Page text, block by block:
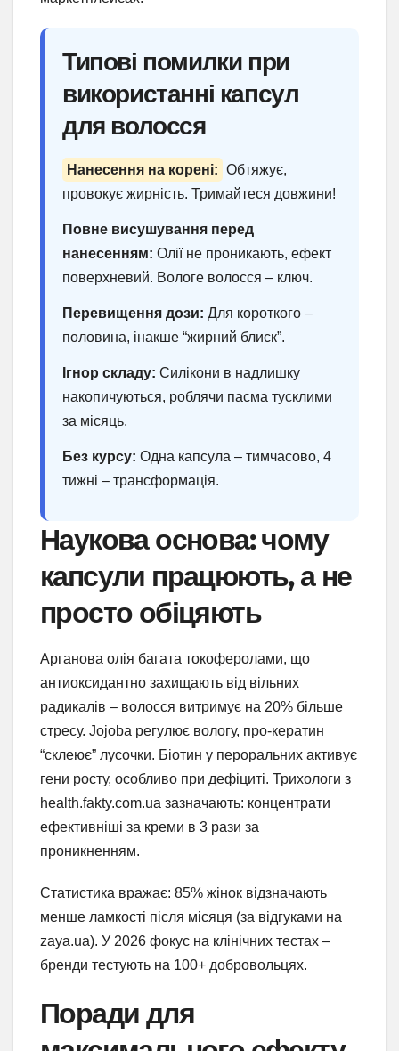
Типові помилки при
використанні капсул
для волосся
Нанесення на корені: Обтяжує,
провокує жирність. Тримайтеся довжини!
Повне висушування перед
нанесенням: Олії не проникають, ефект
поверхневий. Вологе волосся – ключ.
Перевищення дози: Для короткого –
половина, інакше “жирний блиск”.
Ігнор складу: Силікони в надлишку
накопичуються, роблячи пасма тусклими
за місяць.
Без курсу: Одна капсула – тимчасово, 4
тижні – трансформація.
Наукова основа: чому
капсули працюють, а не
просто обіцяють
Арганова олія багата токоферолами, що
антиоксидантно захищають від вільних
радикалів – волосся витримує на 20% більше
стресу. Jojoba регулює вологу, про-кератин
“склеює” лусочки. Біотин у пероральних активує
гени росту, особливо при дефіциті. Трихологи з
health.fakty.com.ua зазначають: концентрати
ефективніші за креми в 3 рази за
проникненням.
Статистика вражає: 85% жінок відзначають
менше ламкості після місяця (за відгуками на
zaya.ua). У 2026 фокус на клінічних тестах –
бренди тестують на 100+ добровольцях.
Поради для